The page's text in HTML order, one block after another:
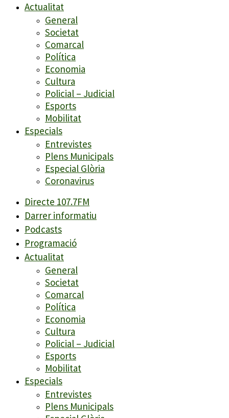
Actualitat
General
Societat
Comarcal
Política
Economia
Cultura
Policial – Judicial
Esports
Mobilitat
Especials
Entrevistes
Plens Municipals
Especial Glòria
Coronavirus
Directe 107.7FM
Darrer informatiu
Podcasts
Programació
Actualitat
General
Societat
Comarcal
Política
Economia
Cultura
Policial – Judicial
Esports
Mobilitat
Especials
Entrevistes
Plens Municipals